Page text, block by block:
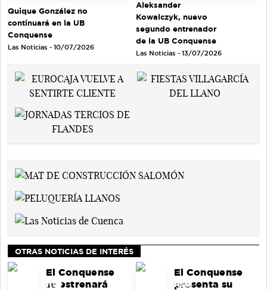
Quique González no
continuará en la UB
Conquense
Las Noticias - 10/07/2026
Aleksander
Kowalczyk, nuevo
segundo entrenador
de la UB Conquense
Las Noticias - 13/07/2026
OTRAS NOTICIAS DE INTERÉS
El Conquense
se estrenará
El Conquense
presenta su